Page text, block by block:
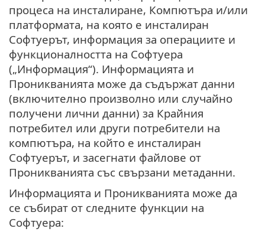
процеса на инсталиране, Компютъра и/или
платформата, на която е инсталиран
Софтуерът, информация за операциите и
функционалността на Софтуера
(„Информация“). Информацията и
Проникванията може да съдържат данни
(включително произволно или случайно
получени лични данни) за Крайния
потребител или други потребители на
компютъра, на който е инсталиран
Софтуерът, и засегнати файлове от
Проникванията със свързани метаданни.
Информацията и Проникванията може да
се събират от следните функции на
Софтуера: